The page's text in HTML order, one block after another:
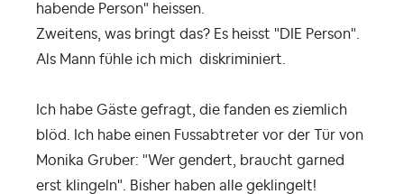
habende Person" heissen.
Zweitens, was bringt das? Es heisst "DIE Person".
Als Mann fühle ich mich diskriminiert.
Ich habe Gäste gefragt, die fanden es ziemlich
blöd. Ich habe einen Fussabtreter vor der Tür von
Monika Gruber: "Wer gendert, braucht garned
erst klingeln". Bisher haben alle geklingelt!